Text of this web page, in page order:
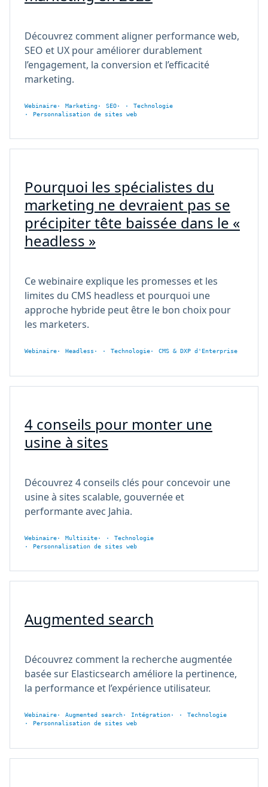
Découvrez comment aligner performance web,
SEO et UX pour améliorer durablement
l’engagement, la conversion et l’efficacité
marketing.
Webinaire Marketing SEO
Technologie
Personnalisation de sites web
Pourquoi les spécialistes du
marketing ne devraient pas se
précipiter tête baissée dans le «
headless »
Ce webinaire explique les promesses et les
limites du CMS headless et pourquoi une
approche hybride peut être le bon choix pour
les marketers.
Webinaire Headless Technologie CMS & DXP d'Enterprise
4 conseils pour monter une
usine à sites
Découvrez 4 conseils clés pour concevoir une
usine à sites scalable, gouvernée et
performante avec Jahia.
Webinaire Multisite
Technologie
Personnalisation de sites web
Augmented search
Découvrez comment la recherche augmentée
basée sur Elasticsearch améliore la pertinence,
la performance et l’expérience utilisateur.
Webinaire Augmented search Intégration
Technologie
Personnalisation de sites web